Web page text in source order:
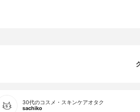
30代のコスメ・スキンケアオタク
sachiko